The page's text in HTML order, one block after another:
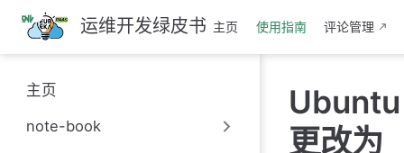
跳
至
主
要
內
运维开发绿皮书 主页 使用指南 评论管理
主页
note-book
Ubuntu
更改为